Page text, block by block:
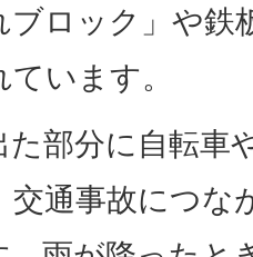
ブロック」や鉄
います。
た部分に自転車
交通事故につな